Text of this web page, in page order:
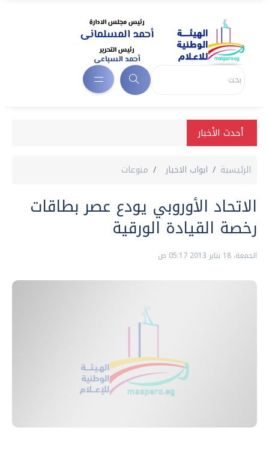
أحدث الأخبار
الرئيسية ابواب الاخبار منوعات
الاتحاد الأوروبي يودع عصر بطاقات
رخصة القيادة الورقية
الجمعة، 18 يناير 2013 05:17 ص